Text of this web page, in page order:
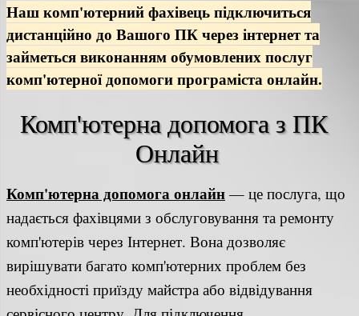
Наш комп'ютерний фахівець підключиться
дистанційно до Вашого ПК через інтернет та
займеться виконанням обумовлених послуг
комп'ютерної допомоги програміста онлайн.
Комп'ютерна допомога з ПК
Онлайн
Комп'ютерна допомога онлайн — це послуга, що
надається фахівцями з обслуговування та ремонту
комп'ютерів через Інтернет. Вона дозволяє
вирішувати багато комп'ютерних проблем без
необхідності приїзду майстра або відвідування